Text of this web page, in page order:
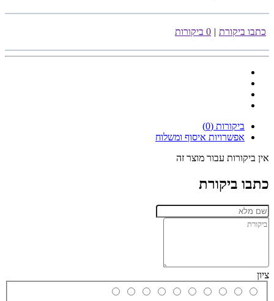
כתבו ביקורת | 0 ביקורות
ביקורות (0)
אפשרויות איסוף ומשלוח
אין ביקורות עבור מוצר זה
כתבו ביקורת
ציון